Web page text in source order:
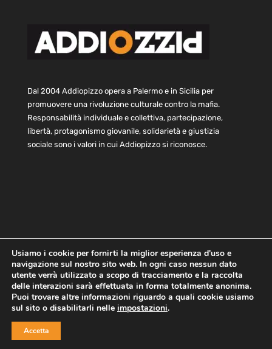
Dal 2004 Addiopizzo opera a Palermo e in Sicilia per
promuovere una rivoluzione culturale contro la mafia.
Responsabilità individuale e collettiva, partecipazione,
libertà, protagonismo giovanile, solidarietà e giustizia
sociale sono i valori in cui Addiopizzo si riconosce.
Home Statuto e bilancio
Contatti
Privacy
Cookie Child Protection Policy
Copyright © 2021 AddioPizzo | Tutti i diritti riservati | Sede
Usiamo i cookie per fornirti la miglior esperienza d'uso e
navigazione sul nostro sito web. In ogni caso nessun dato
utente verrà utilizzato a scopo di tracciamento e la raccolta
delle interazioni sarà effettuata in forma totalmente anonima.
Puoi trovare altre informazioni riguardo a quali cookie usiamo
sul sito o disabilitarli nelle impostazioni.
Accetta